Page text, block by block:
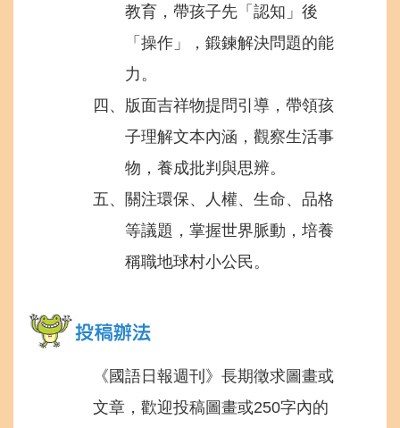
教育，帶孩子先「認知」後
「操作」，鍛鍊解決問題的能
力。
四、版面吉祥物提問引導，帶領孩
子理解文本內涵，觀察生活事
物，養成批判與思辨。
五、關注環保、人權、生命、品格
等議題，掌握世界脈動，培養
稱職地球村小公民。
《國語日報週刊》長期徵求圖畫或
文章，歡迎投稿圖畫或250字內的